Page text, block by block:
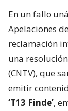
En un fallo
Apelaciones
reclamación
una
(CNTV), que
emitir
‘T13 Finde’,